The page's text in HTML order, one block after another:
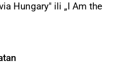
Hungary" ili „I Am the